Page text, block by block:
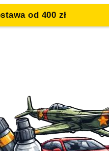
od 400 zł